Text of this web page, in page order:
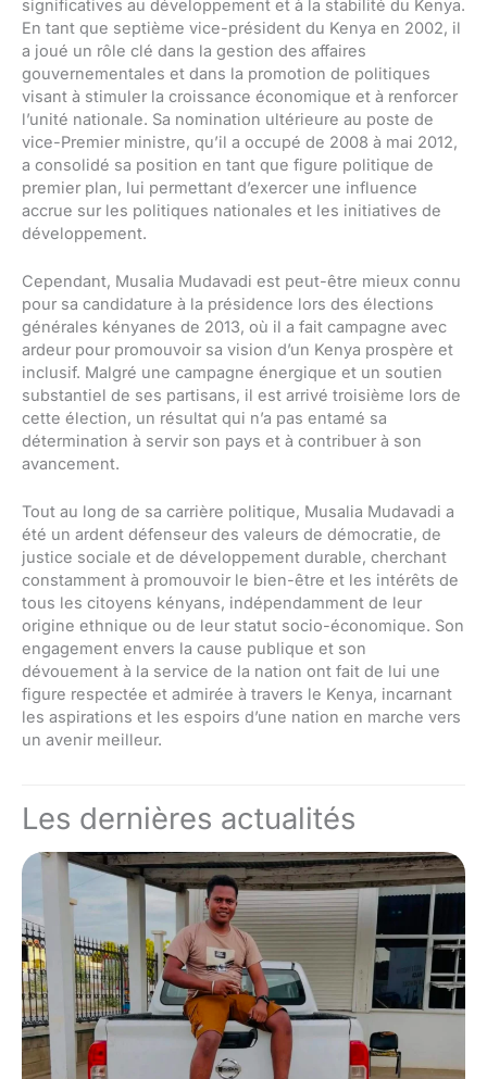
significatives au développement et à la stabilité du Kenya.
En tant que septième vice-président du Kenya en 2002, il
a joué un rôle clé dans la gestion des affaires
gouvernementales et dans la promotion de politiques
visant à stimuler la croissance économique et à renforcer
l’unité nationale. Sa nomination ultérieure au poste de
vice-Premier ministre, qu’il a occupé de 2008 à mai 2012,
a consolidé sa position en tant que figure politique de
premier plan, lui permettant d’exercer une influence
accrue sur les politiques nationales et les initiatives de
développement.
Cependant, Musalia Mudavadi est peut-être mieux connu
pour sa candidature à la présidence lors des élections
générales kényanes de 2013, où il a fait campagne avec
ardeur pour promouvoir sa vision d’un Kenya prospère et
inclusif. Malgré une campagne énergique et un soutien
substantiel de ses partisans, il est arrivé troisième lors de
cette élection, un résultat qui n’a pas entamé sa
détermination à servir son pays et à contribuer à son
avancement.
Tout au long de sa carrière politique, Musalia Mudavadi a
été un ardent défenseur des valeurs de démocratie, de
justice sociale et de développement durable, cherchant
constamment à promouvoir le bien-être et les intérêts de
tous les citoyens kényans, indépendamment de leur
origine ethnique ou de leur statut socio-économique. Son
engagement envers la cause publique et son
dévouement à la service de la nation ont fait de lui une
figure respectée et admirée à travers le Kenya, incarnant
les aspirations et les espoirs d’une nation en marche vers
un avenir meilleur.
Les dernières actualités